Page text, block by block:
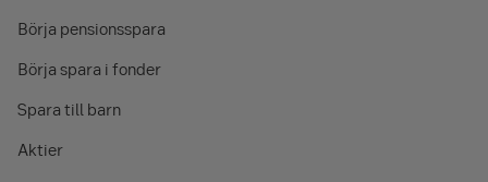
Börja pensionsspara
Börja spara i fonder
Spara till barn
Aktier